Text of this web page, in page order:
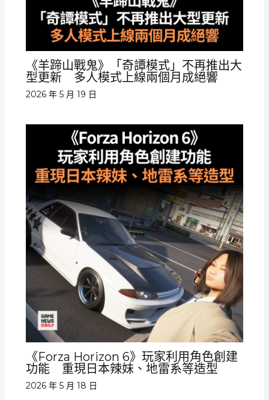
《羊蹄山戰鬼》「奇譚模式」不再推出大
型更新 多人模式上線兩個月成絕響
2026 年 5 月 19 日
《Forza Horizon 6》玩家利用角色創建
功能 重現日本辣妹、地雷系等造型
2026 年 5 月 18 日